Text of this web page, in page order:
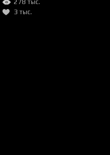
278 тыс.
3 тыс.